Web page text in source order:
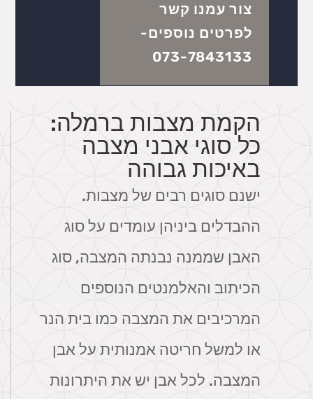
צור עמנו קשר
לפרטים נוספים-
073-7843133
הקמת מצבות ברמלה:
כל סוגי אבני מצבה
באיכות גבוהה
ישנם סוגים רבים של מצבות.
ההבדלים ביניהן עומדים על סוג
האבן שממנה נבנתה המצבה, סוג
הכיתוב והאלמנטים הנוספים
המרכיבים את המצבה כמו בית הנר
או למשל חריטה אמנותית על אבן
המצבה. לכל אבן יש את היתרונות